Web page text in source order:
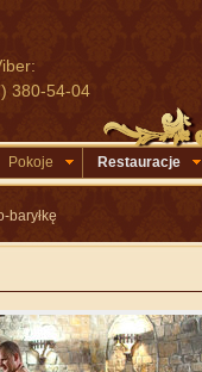
380-54-04
Pokoje Restauracje
baryłkę